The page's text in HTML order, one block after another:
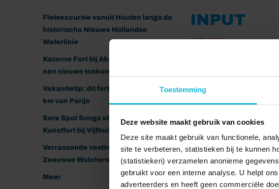
Toestemming
Deze website maakt gebruik van cookies
Deze site maakt gebruik van functionele,
site te verbeteren, statistieken bij te kunnen
(statistieken) verzamelen anonieme
gebruikt voor een interne analyse. U helpt
adverteerders en heeft geen commerciële
Fietsexcursie vanuit Houten langs de
historische Nieuwe Hollandse
Waterlinie
Kazerne Fort bij Abcoude klaar voor
een nieuwe toekomst
Vakantietip: dit fort ligt nog geen 20
km van Parijs
Sore Spot Songs strijkt neer op het
Kunstfort bij Vijfhuizen
Verrassende vestingen van het
Zeeuwse Walcheren
Meer
INPUT
17-04-2025